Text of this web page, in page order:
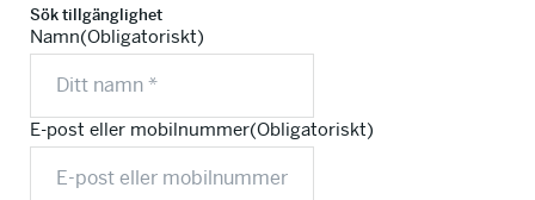
Sök tillgänglighet
Namn(Obligatoriskt)
E-post eller mobilnummer(Obligatoriskt)